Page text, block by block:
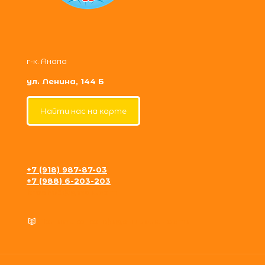
г-к. Анапа
ул. Ленина, 144 Б
Найти нас на карте
+7 (918) 987-87-03
+7 (988) 6-203-203